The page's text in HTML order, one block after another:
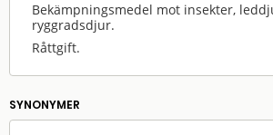
Bekämpningsmedel mot insekter,
ryggradsdjur.
Råttgift.
SYNONYMER